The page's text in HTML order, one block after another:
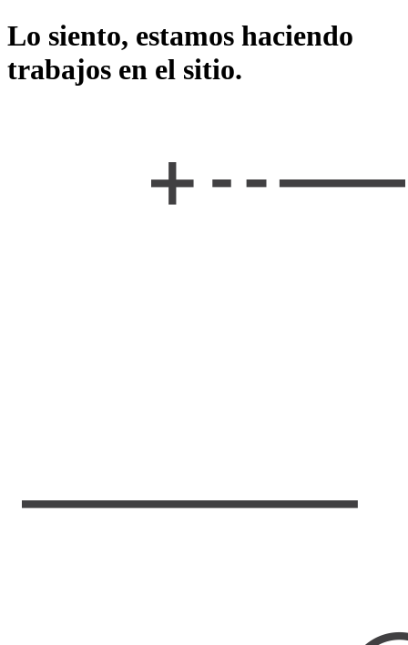
Lo siento, estamos haciendo
trabajos en el sitio.